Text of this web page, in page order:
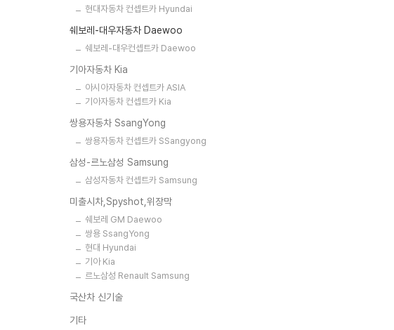
현대자동차 컨셉트카 Hyundai
쉐보레-대우자동차 Daewoo
쉐보레-대우컨셉트카 Daewoo
기아자동차 Kia
아시아자동차 컨셉트카 ASIA
기아자동차 컨셉트카 Kia
쌍용자동차 SsangYong
쌍용자동차 컨셉트카 SSangyong
삼성-르노삼성 Samsung
삼성자동차 컨셉트카 Samsung
미출시차,Spyshot,위장막
쉐보레 GM Daewoo
쌍용 SsangYong
현대 Hyundai
기아 Kia
르노삼성 Renault Samsung
국산차 신기술
기타